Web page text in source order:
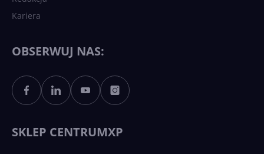
Sztuczna inteligencja po
polsku. Dość barier
Kariera
OBSERWUJ NAS:
SKLEP CENTRUMXP